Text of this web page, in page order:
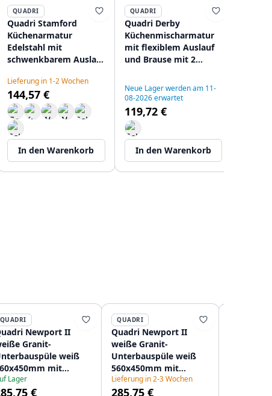
QUADRI
Quadri Stamford
Küchenarmatur
Edelstahl mit
schwenkbarem Auslauf
Lieferung in 1-2 Wochen
144,57 €
In den Warenkorb
QUADRI
Quadri Derby
Küchenmischarmatur
mit flexiblem Auslauf
und Brause mit 2
1208955916
Neue Lager werden am 11-
08-2026 erwartet
119,72 €
In den Warenkorb
QUADRI
Newport II
Granit-
weiß
mit
Stopfen
Lager
€
QUADRI
Quadri Newport II
weiße Granit-
Unterbauspüle weiß
560x450mm mit
Kupferstopfen
1208967452
Lieferung in 2-3 Wochen
285,75 €